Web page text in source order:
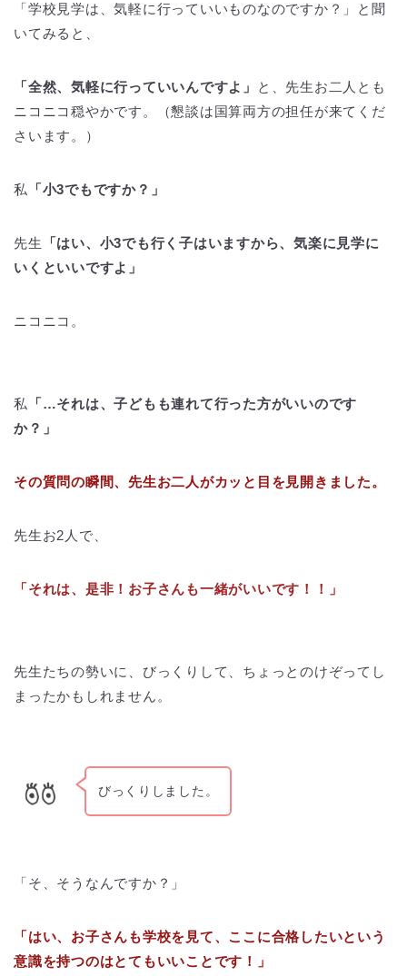
「学校見学は、気軽に行っていいものなのですか？」と聞
いてみると、
「全然、気軽に行っていいんですよ」
と、先生お二人とも
ニコニコ穏やかです。（懇談は国算両方の担任が来てくだ
さいます。）
私 「小3でもですか？」
先生 「はい、小3でも行く子はいますから、気楽に見学に
いくといいですよ」
ニコニコ。
私
「…それは、子どもも連れて行った方がいいのです
か？」
その質問の瞬間、先生お二人がカッと目を見開きました。
先生お2人で、
「それは、是非！お子さんも一緒がいいです！！」
先生たちの勢いに、びっくりして、ちょっとのけぞってし
まったかもしれません。
びっくりしました。
「そ、そうなんですか？」
「はい、お子さんも学校を見て、ここに合格したいという
意識を持つのはとてもいいことです！」